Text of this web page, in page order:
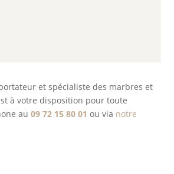
et spécialiste des marbres et
à votre disposition pour toute
au09 72 15 80 01 ou via notre